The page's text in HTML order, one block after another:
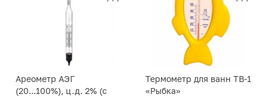
Ареометр АЭГ
(20...100%), ц.д. 2% (с
Термометр для ванн ТВ-1
«Рыбка»